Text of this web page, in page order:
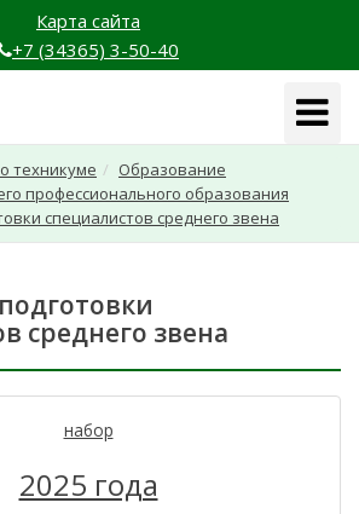
Карта сайта
+7 (34365) 3-50-40
техникуме
Образование
профессионального образования
специалистов среднего звена
среднего звена
набор
2025 года